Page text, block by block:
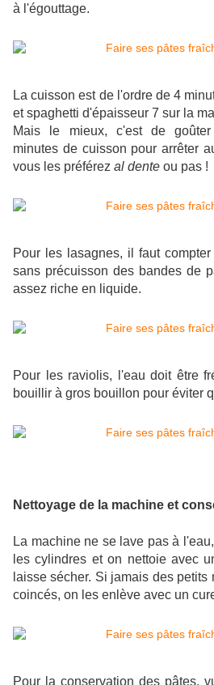
à l'égouttage.
La cuisson est de l'ordre de 4
et spaghetti d'épaisseur 7 sur la
Mais le mieux, c'est de
minutes de cuisson pour arrêter
vous les préférez al dente ou pas !
Pour les lasagnes, il faut
sans précuisson des bandes de
assez riche en liquide.
Pour les raviolis, l'eau doit être
bouillir à gros bouillon pour éviter
Nettoyage de la machine et
La machine ne se lave pas à
les cylindres et on nettoie avec
laisse sécher. Si jamais des petits
coincés, on les enlève avec un
Pour la conservation des pâtes,